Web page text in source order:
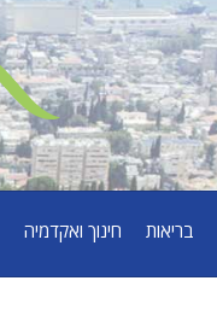
בריאות חינוך ואקדמיה